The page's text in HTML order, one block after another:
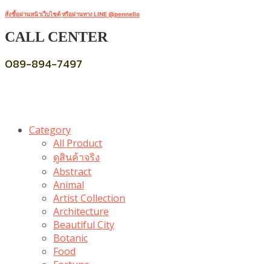
สั่งซื้อผ่านหน้าเว็บไซต์ หรือผ่านทาง LINE @pennello
CALL CENTER
089-894-7497
Category
All Product
ดูสินค้าจริง
Abstract
Animal
Artist Collection
Architecture
Beautiful City
Botanic
Food